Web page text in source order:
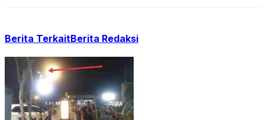
Berita TerkaitBerita Redaksi